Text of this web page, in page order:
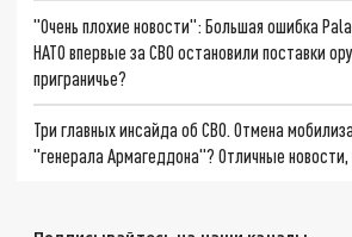
"Очень плохие новости": Большая ошибка
НАТО впервые за СВО остановили поставки
приграничье?
Три главных инсайда об СВО. Отмена
"генерала Армагеддона"? Отличные